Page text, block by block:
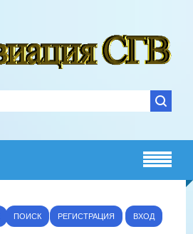
ПОИСК РЕГИСТРАЦИЯ ВХОД